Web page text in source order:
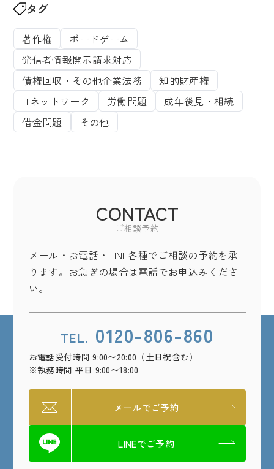
タグ
著作権
ボードゲーム
発信者情報開示請求対応
債権回収・その他企業法務
知的財産権
ITネットワーク
労働問題
成年後見・相続
借金問題
その他
ご相談予約
CONTACT
メール・お電話・LINE各種でご相談の予約を承
ります。お急ぎの場合は電話でお申込みくださ
い。
TEL. 0120-806-860
お電話受付時間 9:00〜20:00（土日祝含む）
※執務時間 平日 9:00〜18:00
メールでご予約
LINEでご予約